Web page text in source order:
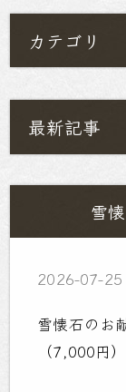
カテゴリ
最新記事
雪
2026-07-
雪懐石の
（7,000円）